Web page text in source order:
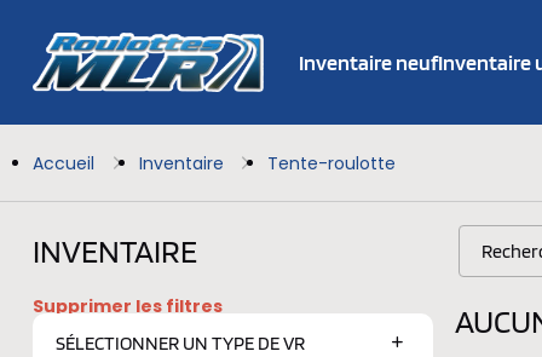
Inventaire neufInventaire
Accueil Inventaire Tente-roulotte
INVENTAIRE
Supprimer les filtres
SÉLECTIONNER UN TYPE DE VR